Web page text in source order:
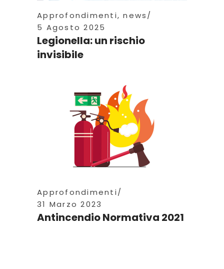
Approfondimenti,news
5 Agosto 2025
Legionella: un rischio
invisibile
Approfondimenti
31 Marzo 2023
Antincendio Normativa 2021